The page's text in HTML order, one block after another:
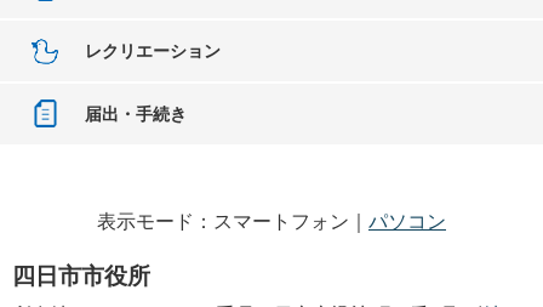
レクリエーション
届出・手続き
表示モード：スマートフォン｜ パソコン
四日市市役所